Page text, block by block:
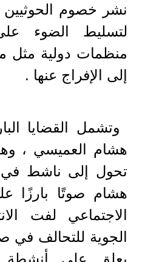
نشر خصوم الحوثيين
لتسليط الضوء
منظمات دولية مثل
إلى الإفراج عنها .
وتشمل القضايا
هشام العميسي ،
تحول إلى ناشط في
هشام صوتًا بارزًا
الاجتماعي لفت
الجوية للتحالف في